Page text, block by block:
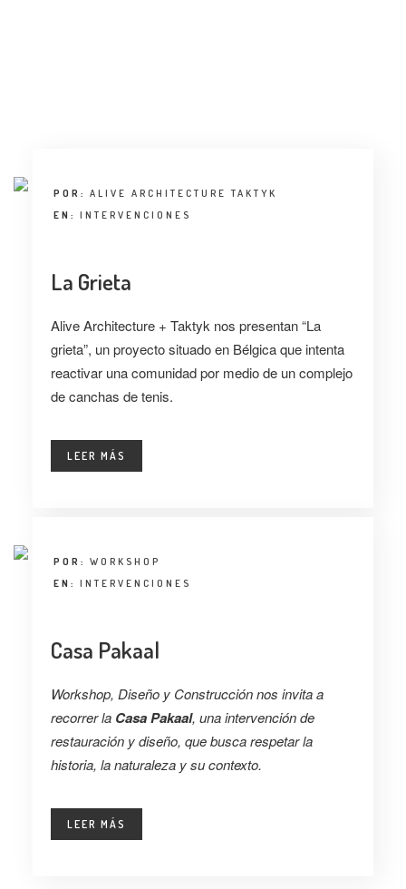
LANDUUM
COLABORADORES
CONSEJO HONORÍFICO
POR: ALIVE ARCHITECTURE TAKTYK
EN: INTERVENCIONES
La Grieta
Alive Architecture + Taktyk nos presentan “La
grieta”, un proyecto situado en Bélgica que intenta
reactivar una comunidad por medio de un complejo
de canchas de tenis.
LEER MÁS
POR: WORKSHOP
EN: INTERVENCIONES
Casa Pakaal
Workshop, Diseño y Construcción nos invita a
recorrer la Casa Pakaal, una intervención de
restauración y diseño, que busca respetar la
historia, la naturaleza y su contexto.
LEER MÁS